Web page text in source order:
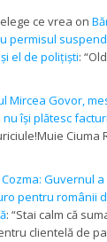
ce vrea on
permisul
el de polițiști: “
Mircea Govor,
nu își plătesc
Ciuma
Guvernul
pentru românii
: “Stai calm că
clientelă de